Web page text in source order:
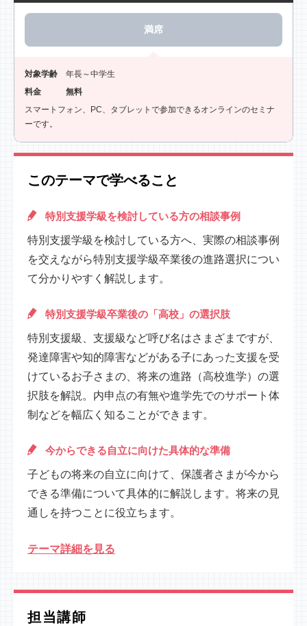
満席
対象学齢
年長～中学生
料金
無料
スマートフォン、PC、タブレットで参加できるオンラインのセミナ
ーです。
このテーマで学べること
特別支援学級を検討している方の相談事例
特別支援学級を検討している方へ、実際の相談事例
を交えながら特別支援学級卒業後の進路選択につい
て分かりやすく解説します。
特別支援学級卒業後の「高校」の選択肢
特別支援級、支援級など呼び名はさまざまですが、
発達障害や知的障害などがある子にあった支援を受
けているお子さまの、将来の進路（高校進学）の選
択肢を解説。内申点の有無や進学先でのサポート体
制などを幅広く知ることができます。
今からできる自立に向けた具体的な準備
子どもの将来の自立に向けて、保護者さまが今から
できる準備について具体的に解説します。将来の見
通しを持つことに役立ちます。
テーマ詳細を見る
担当講師